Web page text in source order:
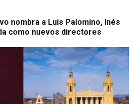
nombra a Luis Palomino, Inés
como nuevos directores